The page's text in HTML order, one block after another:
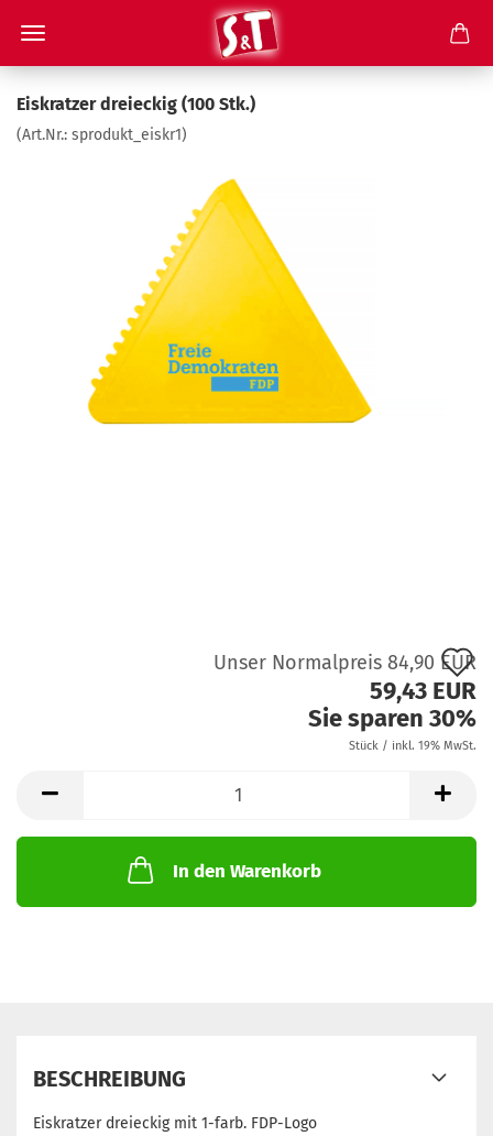
Eiskratzer dreieckig (100 Stk.)
(Art.Nr.: sprodukt_eiskr1)
Unser Normalpreis 84,90 EUR
59,43 EUR
Sie sparen 30%
Stück / inkl. 19% MwSt.
In den Warenkorb
BESCHREIBUNG
Eiskratzer dreieckig mit 1-farb. FDP-Logo